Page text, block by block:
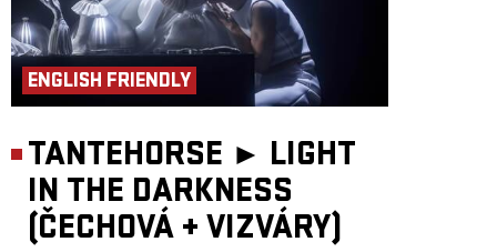
ENGLISH FRIENDLY
TANTEHORSE ► LIGHT
IN THE DARKNESS
(ČECHOVÁ + VIZVÁRY)